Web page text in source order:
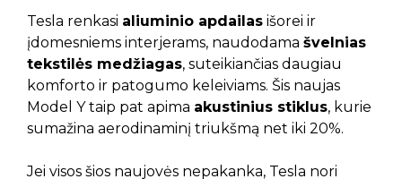
Tesla renkasi aliuminio apdailas išorei ir
įdomesniems interjerams, naudodama švelnias
tekstilės medžiagas, suteikiančias daugiau
komforto ir patogumo keleiviams. Šis naujas
Model Y taip pat apima akustinius stiklus, kurie
sumažina aerodinaminį triukšmą net iki 20%.
Jei visos šios naujovės nepakanka, Tesla nori